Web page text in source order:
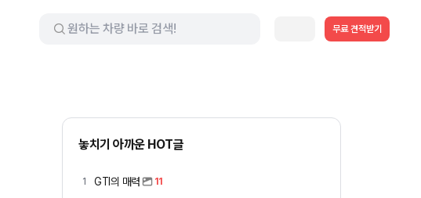
무료 견적받기
놓치기 아까운 HOT글
1 GTI의 매력 11